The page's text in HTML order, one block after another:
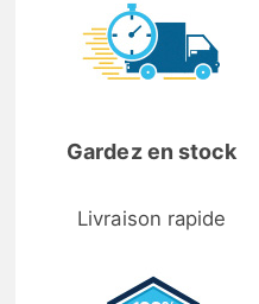
Gardez en stock
Livraison rapide